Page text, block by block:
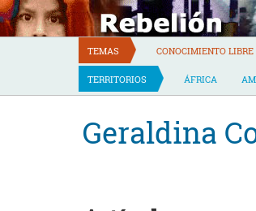
Skip
to
content
TEMAS CONOCIMIENTO LIBRE
TERRITORIOS ÁFRICA
Geraldina